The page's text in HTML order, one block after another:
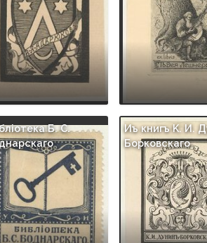
Б. С.
Иъ книгъ K. И.
Борковскаго